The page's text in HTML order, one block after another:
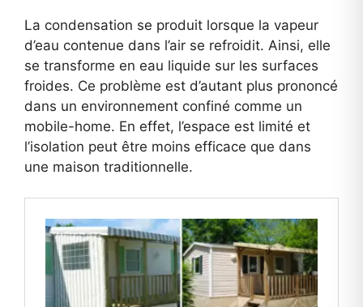
La condensation se produit lorsque la vapeur
d’eau contenue dans l’air se refroidit. Ainsi, elle
se transforme en eau liquide sur les surfaces
froides. Ce problème est d’autant plus prononcé
dans un environnement confiné comme un
mobile-home. En effet, l’espace est limité et
l’isolation peut être moins efficace que dans
une maison traditionnelle.